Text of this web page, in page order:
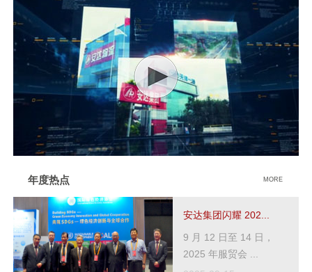
年度热点 MORE
安达集团闪耀 202...
9 月 12 日至 14 日，
2025 年服贸会 ...